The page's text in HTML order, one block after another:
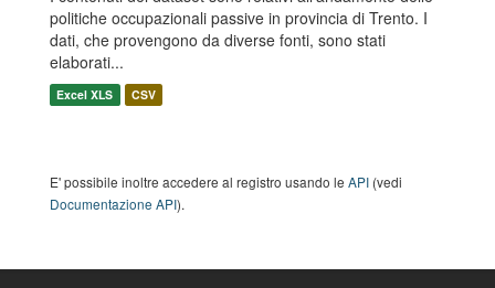
politiche occupazionali passive in provincia di Trento. I
dati, che provengono da diverse fonti, sono stati
elaborati...
Excel XLS CSV
E' possibile inoltre accedere al registro usando le API (vedi
Documentazione API).